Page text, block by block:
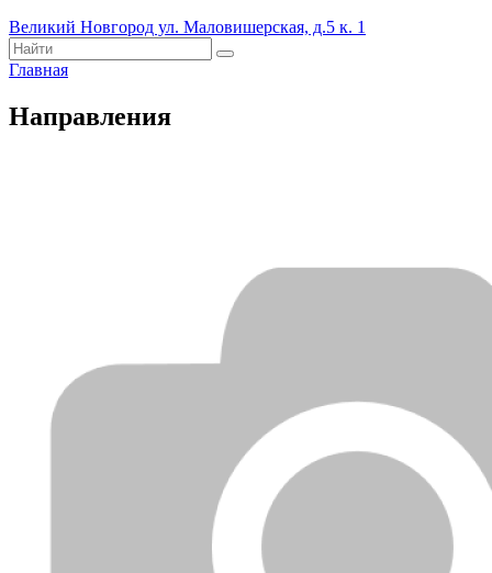
Великий Новгород ул. Маловишерская, д.5 к. 1
Главная
Направления